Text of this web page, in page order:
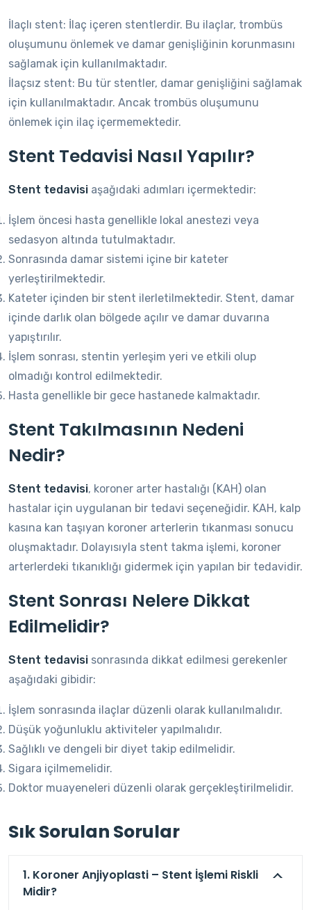
İlaçlı stent: İlaç içeren stentlerdir. Bu ilaçlar, trombüs
oluşumunu önlemek ve damar genişliğinin korunmasını
sağlamak için kullanılmaktadır.
İlaçsız stent: Bu tür stentler, damar genişliğini sağlamak
için kullanılmaktadır. Ancak trombüs oluşumunu
önlemek için ilaç içermemektedir.
Stent Tedavisi Nasıl Yapılır?
Stent tedavisi aşağıdaki adımları içermektedir:
İşlem öncesi hasta genellikle lokal anestezi veya
sedasyon altında tutulmaktadır.
Sonrasında damar sistemi içine bir kateter
yerleştirilmektedir.
Kateter içinden bir stent ilerletilmektedir. Stent, damar
içinde darlık olan bölgede açılır ve damar duvarına
yapıştırılır.
İşlem sonrası, stentin yerleşim yeri ve etkili olup
olmadığı kontrol edilmektedir.
Hasta genellikle bir gece hastanede kalmaktadır.
Stent Takılmasının Nedeni
Nedir?
Stent tedavisi, koroner arter hastalığı (KAH) olan
hastalar için uygulanan bir tedavi seçeneğidir. KAH, kalp
kasına kan taşıyan koroner arterlerin tıkanması sonucu
oluşmaktadır. Dolayısıyla stent takma işlemi, koroner
arterlerdeki tıkanıklığı gidermek için yapılan bir tedavidir.
Stent Sonrası Nelere Dikkat
Edilmelidir?
Stent tedavisi sonrasında dikkat edilmesi gerekenler
aşağıdaki gibidir:
İşlem sonrasında ilaçlar düzenli olarak kullanılmalıdır.
Düşük yoğunluklu aktiviteler yapılmalıdır.
Sağlıklı ve dengeli bir diyet takip edilmelidir.
Sigara içilmemelidir.
Doktor muayeneleri düzenli olarak gerçekleştirilmelidir.
Sık Sorulan Sorular
1. Koroner Anjiyoplasti – Stent İşlemi Riskli
Midir?